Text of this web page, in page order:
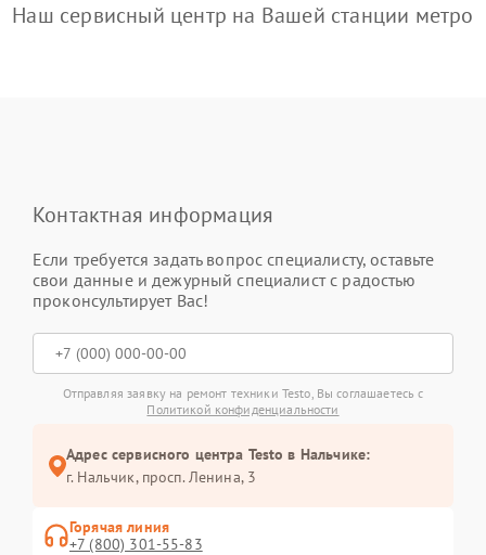
Наш сервисный центр на Вашей станции метро
Контактная информация
Если требуется задать вопрос специалисту, оставьте
свои данные и дежурный специалист с радостью
проконсультирует Вас!
Отправляя заявку на ремонт техники Testo, Вы соглашаетесь с
Политикой конфиденциальности
Адрес сервисного центра Testo в Нальчике:
г. Нальчик, просп. Ленина, 3
Горячая линия
+7 (800) 301-55-83